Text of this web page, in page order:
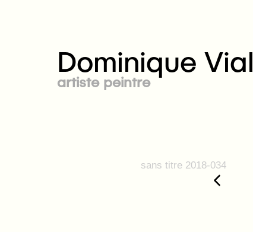
Dominique Vial
artiste peintre
sans titre 2018-034